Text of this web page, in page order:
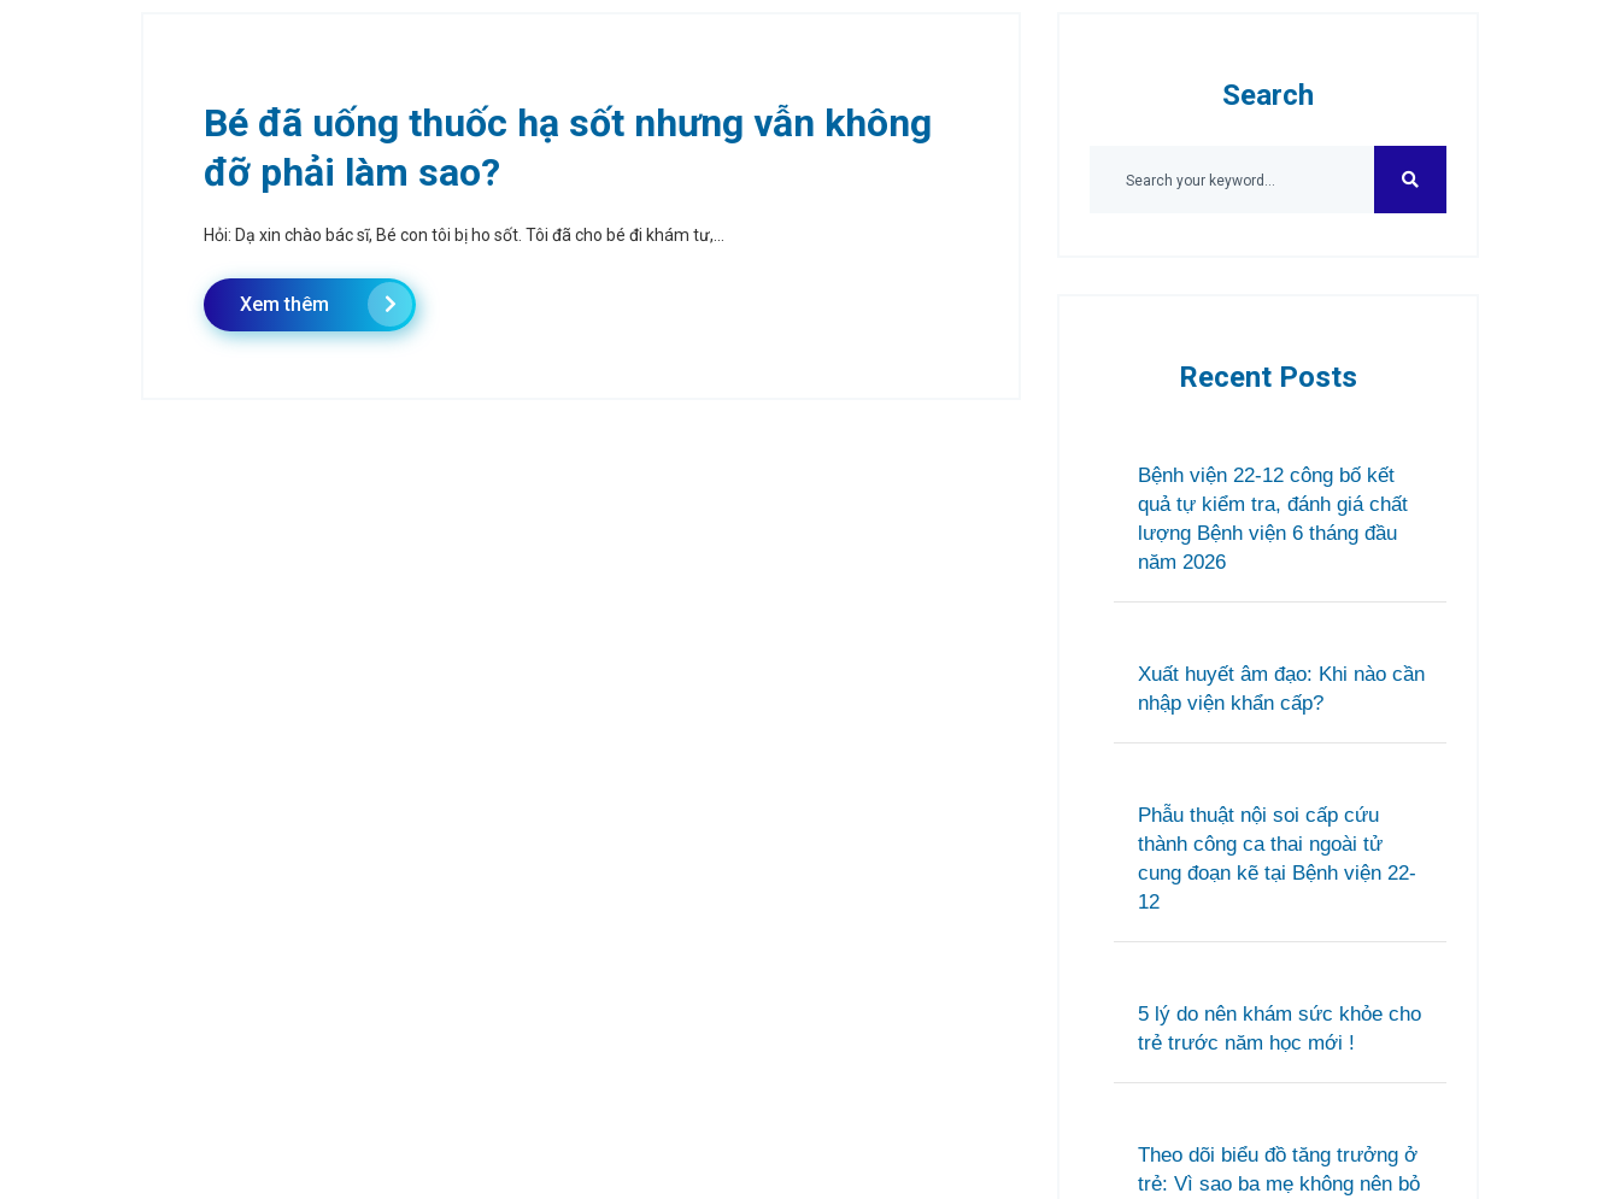
Bé đã uống thuốc hạ sốt nhưng vẫn không
đỡ phải làm sao?
Hỏi: Dạ xin chào bác sĩ, Bé con tôi bị ho sốt. Tôi đã cho bé đi khám tư,...
Xem thêm
Search
Recent Posts
Bệnh viện 22-12 công bố kết
quả tự kiểm tra, đánh giá chất
lượng Bệnh viện 6 tháng đầu
năm 2026
Xuất huyết âm đạo: Khi nào cần
nhập viện khẩn cấp?
Phẫu thuật nội soi cấp cứu
thành công ca thai ngoài tử
cung đoạn kẽ tại Bệnh viện 22-
12
5 lý do nên khám sức khỏe cho
trẻ trước năm học mới !
Theo dõi biểu đồ tăng trưởng ở
trẻ: Vì sao ba mẹ không nên bỏ